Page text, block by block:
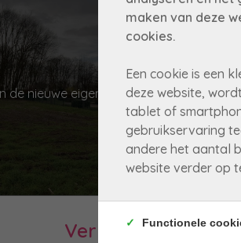
nieuwe eigenaar!
Verkocht
maken van deze
cookies.
Een cookie is een
deze website,
tablet of
gebruikservaring
andere het aantal
website verder op
Functionele